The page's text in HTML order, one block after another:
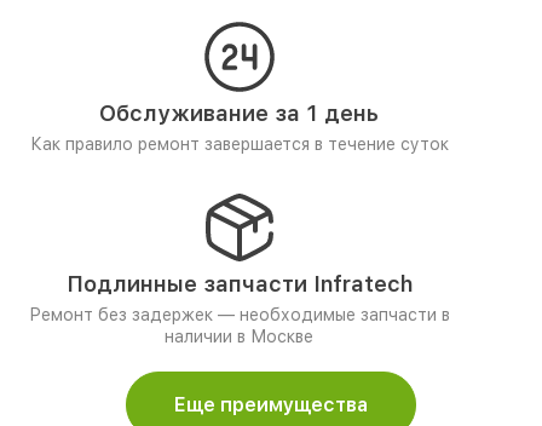
Обслуживание за 1 день
Как правило ремонт завершается в течение суток
Подлинные запчасти Infratech
Ремонт без задержек — необходимые запчасти в
наличии в Москве
Еще преимущества